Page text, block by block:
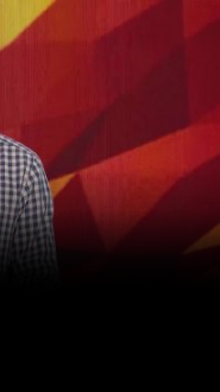
słów. Krzyżówka